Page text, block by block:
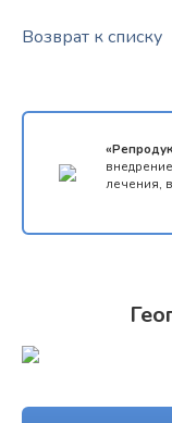
лечения,
Возврат к списку